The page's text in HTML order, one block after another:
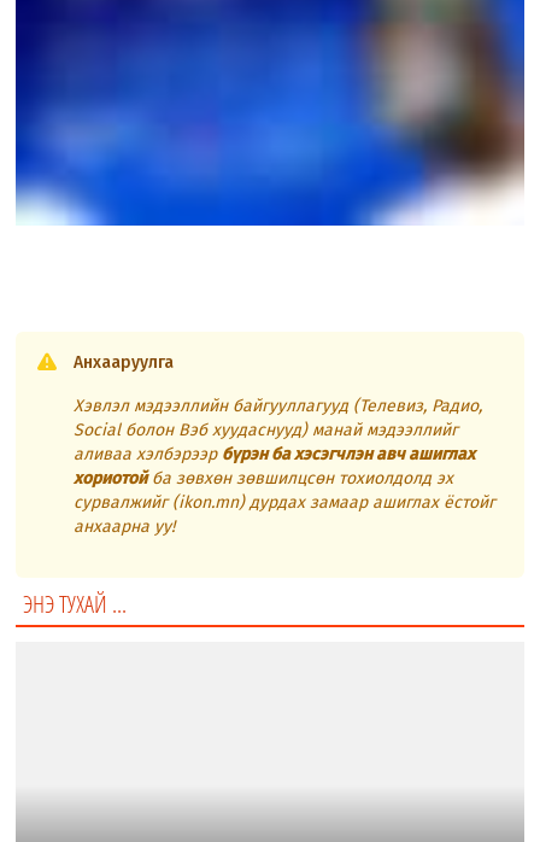
Анхааруулга
Хэвлэл мэдээллийн байгууллагууд (Телевиз, Радио,
Social болон Вэб хуудаснууд) манай мэдээллийг
аливаа хэлбэрээр бүрэн ба хэсэгчлэн авч ашиглах
хориотойба зөвхөн зөвшилцсөн тохиолдолд эх
сурвалжийг (ikon.mn) дурдах замаар ашиглах ёстойг
анхаарна уу!
ЭНЭ ТУХАЙ ...